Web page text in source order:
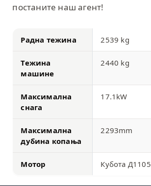
постаните наш агент!
Радна тежина 2539 kg
Тежина
машине
2440 kg
Максимална
снага
17.1kW
Максимална
дубина копања
2293mm
Мотор Кубота Д1105